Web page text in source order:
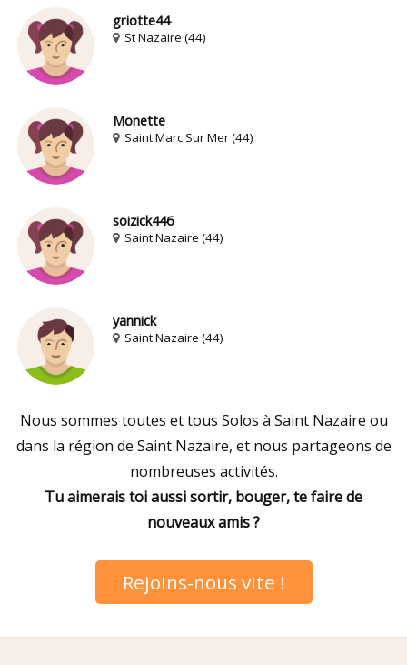
griotte44
St Nazaire (44)
Monette
Saint Marc Sur Mer (44)
soizick446
Saint Nazaire (44)
yannick
Saint Nazaire (44)
Nous sommes toutes et tous Solos à Saint Nazaire ou
dans la région de Saint Nazaire, et nous partageons de
nombreuses activités.
Tu aimerais toi aussi sortir, bouger, te faire de
nouveaux amis ?
Rejoins-nous vite !